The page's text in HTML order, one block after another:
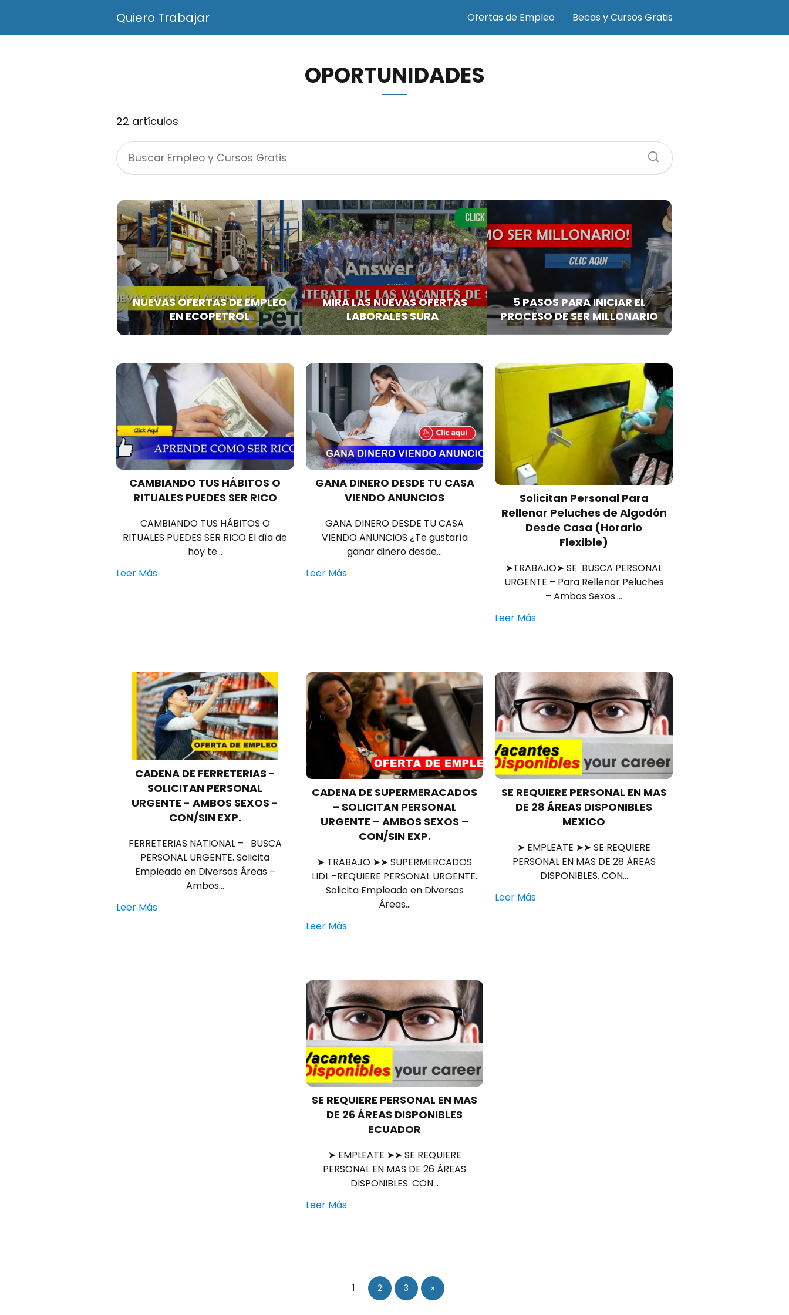
Quiero Trabajar Ofertas de Empleo Becas y Cursos Gratis
OPORTUNIDADES
22 artículos
NUEVAS OFERTAS DE EMPLEO
EN ECOPETROL
MIRA LAS NUEVAS OFERTAS
LABORALES SURA
5 PASOS PARA INICIAR EL
PROCESO DE SER MILLONARIO
CAMBIANDO TUS HÁBITOS O
RITUALES PUEDES SER RICO
CAMBIANDO TUS HÁBITOS O
RITUALES PUEDES SER RICO El día de
hoy te…
Leer Más
GANA DINERO DESDE TU CASA
VIENDO ANUNCIOS
GANA DINERO DESDE TU CASA
VIENDO ANUNCIOS ¿Te gustaría
ganar dinero desde…
Leer Más
Solicitan Personal Para
Rellenar Peluches de Algodón
Desde Casa (Horario
Flexible)
➤TRABAJO➤ SE BUSCA PERSONAL
URGENTE – Para Rellenar Peluches
– Ambos Sexos.…
Leer Más
CADENA DE FERRETERIAS -
SOLICITAN PERSONAL
URGENTE - AMBOS SEXOS -
CON/SIN EXP.
FERRETERIAS NATIONAL – BUSCA
PERSONAL URGENTE. Solicita
Empleado en Diversas Áreas –
Ambos…
Leer Más
CADENA DE SUPERMERACADOS
– SOLICITAN PERSONAL
URGENTE – AMBOS SEXOS –
CON/SIN EXP.
➤ TRABAJO ➤➤ SUPERMERCADOS
LIDL -REQUIERE PERSONAL URGENTE.
Solicita Empleado en Diversas
Áreas…
Leer Más
SE REQUIERE PERSONAL EN MAS
DE 28 ÁREAS DISPONIBLES
MEXICO
➤ EMPLEATE ➤➤ SE REQUIERE
PERSONAL EN MAS DE 28 ÁREAS
DISPONIBLES. CON…
Leer Más
SE REQUIERE PERSONAL EN MAS
DE 26 ÁREAS DISPONIBLES
ECUADOR
➤ EMPLEATE ➤➤ SE REQUIERE
PERSONAL EN MAS DE 26 ÁREAS
DISPONIBLES. CON…
Leer Más
1 2 3 »